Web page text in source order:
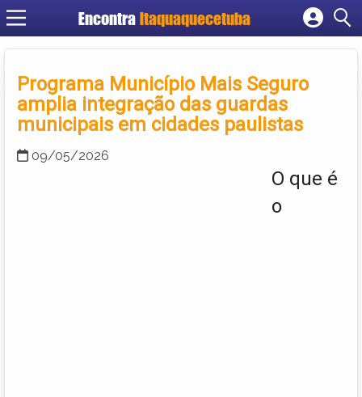
Encontra Itaquaquecetuba
Cadastrar empresa
Criar conta
Programa Município Mais Seguro
amplia integração das guardas
municipais em cidades paulistas
09/05/2026
O que é
o